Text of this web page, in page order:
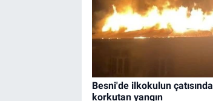
Besni'de ilkokulun çatısında
korkutan yangın